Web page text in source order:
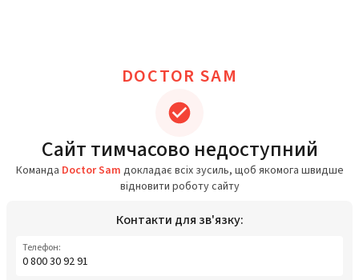
DOCTOR SAM
Сайт тимчасово недоступний
Команда Doctor Sam докладає всіх зусиль, щоб якомога швидше
відновити роботу сайту
Контакти для зв'язку:
Телефон:
0 800 30 92 91